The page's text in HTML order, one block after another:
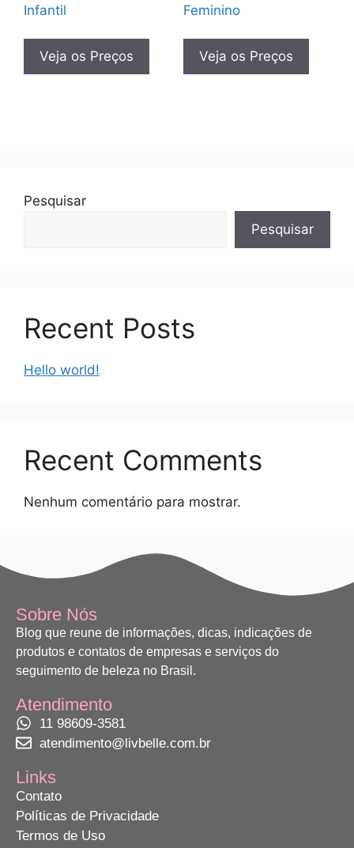
Infantil
Veja os Preços
Feminino
Veja os Preços
Pesquisar
Pesquisar
Recent Posts
Hello world!
Recent Comments
Nenhum comentário para mostrar.
Sobre Nós
Blog que reune de informações, dicas, indicações de
produtos e contatos de empresas e serviços do
seguimento de beleza no Brasil.
Atendimento
11 98609-3581
atendimento@livbelle.com.br
Links
Contato
Políticas de Privacidade
Termos de Uso